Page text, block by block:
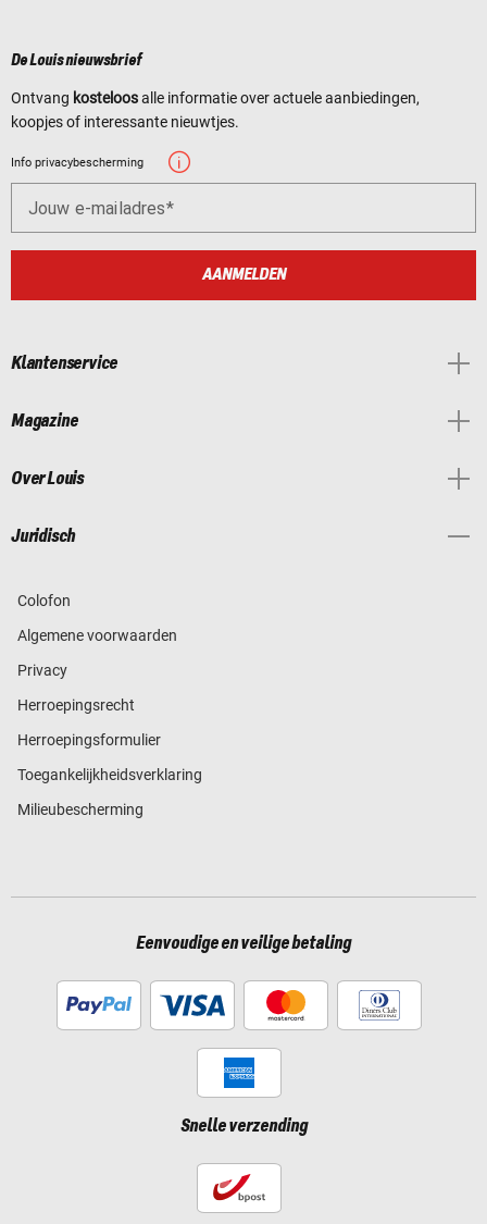
De Louis nieuwsbrief
Ontvang kosteloosalle informatie over actuele aanbiedingen,
koopjes of interessante nieuwtjes.
Info privacybescherming
Jouw e-mailadres
AANMELDEN
Klantenservice
Magazine
Over Louis
Juridisch
Colofon
Algemene voorwaarden
Privacy
Herroepingsrecht
Herroepingsformulier
Toegankelijkheidsverklaring
Milieubescherming
Eenvoudige en veilige betaling
Snelle verzending